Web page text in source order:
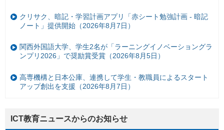
クリサク、暗記・学習計画アプリ「赤シート勉強計画 - 暗記
ノート」提供開始（2026年8月7日）
関西外国語大学、学生2名が「ラーニングイノベーショングラ
ンプリ2026」で奨励賞受賞（2026年8月5日）
高専機構と日本公庫、連携して学生・教職員によるスタート
アップ創出を支援（2026年8月7日）
ICT教育ニュースからのお知らせ